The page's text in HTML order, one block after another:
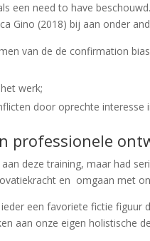
een need to have
Gino (2018) bij aan onder
van de de confirmation
werk;
door oprechte interesse
professionele
deze training, maar had
en omgaan met
een favoriete fictie
aan onze eigen holistische